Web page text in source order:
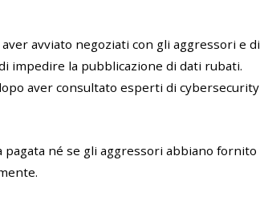
avviato negoziati con gli aggressori e di
impedire la pubblicazione di dati rubati.
aver consultato esperti di cybersecurity
pagata né se gli aggressori abbiano fornito